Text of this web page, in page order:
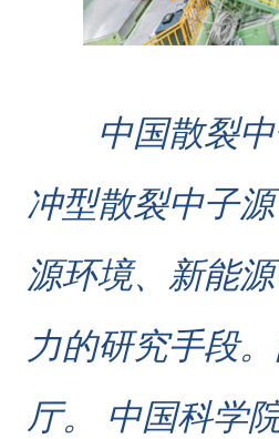
中国散裂
冲型散裂中子
源环境、新能
力的研究手段
厅。 中国科学